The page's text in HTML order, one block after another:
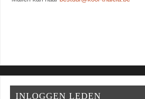
INLOGGEN LEDEN